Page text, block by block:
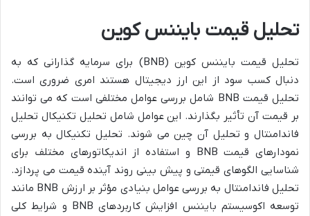
تحلیل قیمت بایننس کوین
تحلیل قیمت بایننس کوین (BNB) برای سرمایه گذارانی که به
دنبال کسب سود از این ارز دیجیتال هستند امری ضروری است.
تحلیل قیمت BNB شامل بررسی عوامل مختلفی است که می توانند
بر قیمت آن تأثیر بگذارند. این عوامل شامل تحلیل تکنیکال تحلیل
فاندامنتال و تحلیل آن چین می شوند. تحلیل تکنیکال به بررسی
نمودارهای قیمت BNB و استفاده از اندیکاتورهای مختلف برای
شناسایی الگوهای قیمتی و پیش بینی روند آینده قیمت می پردازد.
تحلیل فاندامنتال به بررسی عوامل بنیادی مؤثر بر ارزش BNB مانند
توسعه اکوسیستم بایننس افزایش کاربردهای BNB و شرایط کلی